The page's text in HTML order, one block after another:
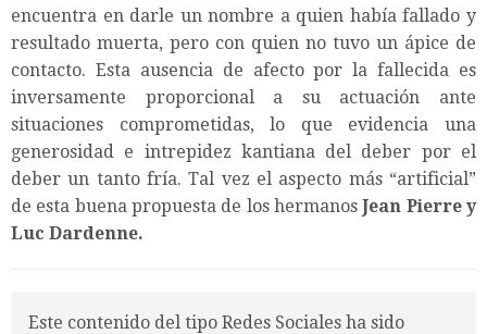
encuentra en darle un nombre a quien había fallado y
resultado muerta, pero con quien no tuvo un ápice de
contacto. Esta ausencia de afecto por la fallecida es
inversamente proporcional a su actuación ante
situaciones comprometidas, lo que evidencia una
generosidad e intrepidez kantiana del deber por el
deber un tanto fría. Tal vez el aspecto más “artificial”
de esta buena propuesta de los hermanosJean Pierre y
Luc Dardenne.
Este contenido del tipo Redes Sociales ha sido